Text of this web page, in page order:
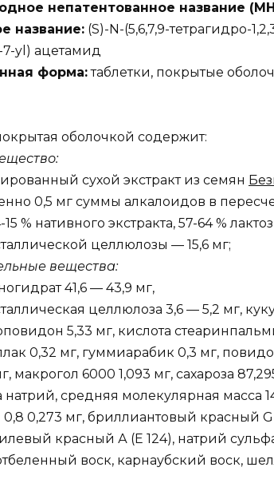
непатентованное название
название: (S)-N-(5,6,7,9-тетрагидро-
7-yl) ацетамид
форма:таблетки, покрытые
оболочкой содержит:
сухой экстракт из семян
0,5 мг суммы алкалоидов в
% нативного экстракта, 57-64 %
целлюлозы — 15,6 мг;
вещества:
41,6 — 43,9 мг,
целлюлоза 3,6 — 5,2 мг,
5,33 мг, кислота
0,32 мг, гуммиарабик 0,3 мг,
макрогол 6000 1,093 мг, сахароза
натрий, средняя молекулярная масса
0,273 мг, бриллиантовый красный G
красный А (Е 124), натрий
воск, карнаубский воск,